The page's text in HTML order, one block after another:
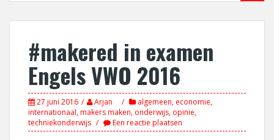
#makered in examen
Engels VWO 2016
27 juni 2016 Arjan algemeen, economie,
internationaal,makers maken, onderwijs, opinie,
techniekonderwijs
Een reactie plaatsen